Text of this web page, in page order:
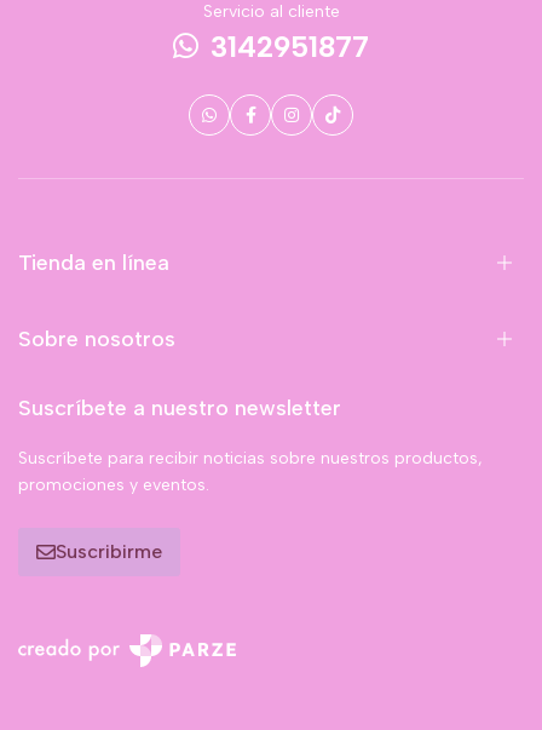
Servicio al cliente
3142951877
Tienda en línea
Sobre nosotros
Suscríbete a nuestro newsletter
Suscríbete para recibir noticias sobre nuestros productos,
promociones y eventos.
Suscribirme